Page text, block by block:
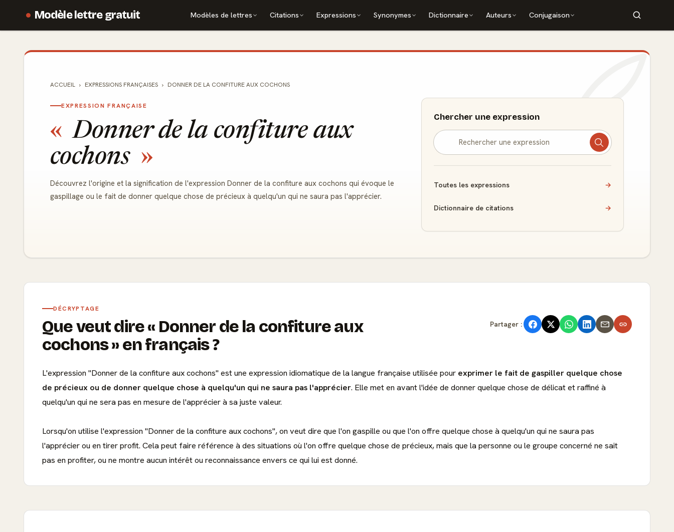
Modèle lettre gratuit Modèles de lettres Citations Expressions Synonymes Dictionnaire Auteurs Conjugaison
ACCUEIL EXPRESSIONS FRANÇAISES DONNER DE LA CONFITURE AUX COCHONS
EXPRESSION FRANÇAISE
Donner de la confiture aux
cochons
Découvrez l'origine et la signification de l'expression Donner de la confiture aux cochons qui évoque le
gaspillage ou le fait de donner quelque chose de précieux à quelqu'un qui ne saura pas l'apprécier.
Chercher une expression
Toutes les expressions →
Dictionnaire de citations →
DÉCRYPTAGE
Que veut dire Donner de la confiture aux
cochons en français ?
Partager :
L'expression "Donner de la confiture aux cochons" est une expression idiomatique de la langue française utilisée pour exprimer le fait de gaspiller quelque chose
de précieux ou de donner quelque chose à quelqu'un qui ne saura pas l'apprécier. Elle met en avant l'idée de donner quelque chose de délicat et raffiné à
quelqu'un qui ne sera pas en mesure de l'apprécier à sa juste valeur.
Lorsqu'on utilise l'expression "Donner de la confiture aux cochons", on veut dire que l'on gaspille ou que l'on offre quelque chose à quelqu'un qui ne saura pas
l'apprécier ou en tirer profit. Cela peut faire référence à des situations où l'on offre quelque chose de précieux, mais que la personne ou le groupe concerné ne sait
pas en profiter, ou ne montre aucun intérêt ou reconnaissance envers ce qui lui est donné.